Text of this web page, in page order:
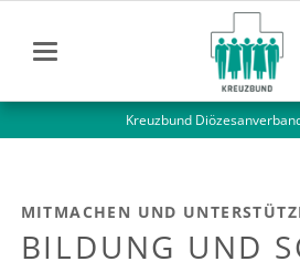
Kreuzbund
MITMACHEN UND
BILDUNG UND